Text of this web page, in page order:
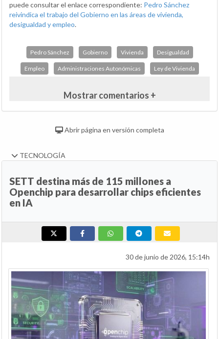
puede consultar el enlace correspondiente: Pedro Sánchez
reivindica el trabajo del Gobierno en las áreas de vivienda,
desigualdad y empleo.
Pedro Sánchez Gobierno Vivienda Desigualdad
Empleo Administraciones Autonómicas Ley de Vivienda
Mostrar comentarios +
Abrir página en versión completa
TECNOLOGÍA
SETT destina más de 115 millones a
Openchip para desarrollar chips eficientes
en IA
30 de junio de 2026, 15:14h